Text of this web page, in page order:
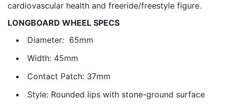
cardiovascular health and freeride/freestyle figure.
LONGBOARD WHEEL SPECS
Diameter: 65mm
Width: 45mm
Contact Patch: 37mm
Style: Rounded lips with stone-ground surface